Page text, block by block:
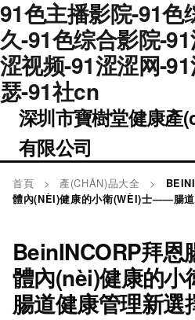
91色主播影院-91色
久-91色综合影院-
涩视频-91涩涩网-
瑟-91社cn
深圳市寶樹堂健康產
有限公司
首頁 > 產(CHǍN)品大全 >
體內(NÈI)健康的小衛(WÈI)士——腸
BeinINCORP拜恩
體內(nèi)健康的
腸道健康管理新選